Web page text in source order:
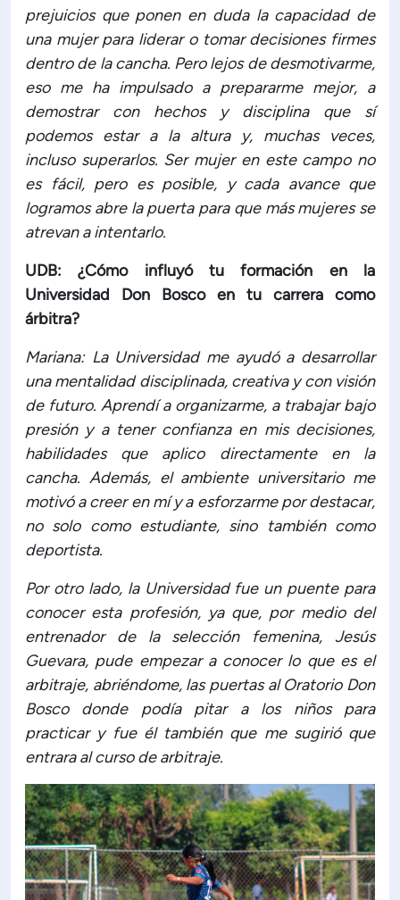
prejuicios que ponen en duda la capacidad de
una mujer para liderar o tomar decisiones firmes
dentro de la cancha. Pero lejos de desmotivarme,
eso me ha impulsado a prepararme mejor, a
demostrar con hechos y disciplina que sí
podemos estar a la altura y, muchas veces,
incluso superarlos. Ser mujer en este campo no
es fácil, pero es posible, y cada avance que
logramos abre la puerta para que más mujeres se
atrevan a intentarlo.
UDB: ¿Cómo influyó tu formación en la
Universidad Don Bosco en tu carrera como
árbitra?
Mariana: La Universidad me ayudó a desarrollar
una mentalidad disciplinada, creativa y con visión
de futuro. Aprendí a organizarme, a trabajar bajo
presión y a tener confianza en mis decisiones,
habilidades que aplico directamente en la
cancha. Además, el ambiente universitario me
motivó a creer en mí y a esforzarme por destacar,
no solo como estudiante, sino también como
deportista.
Por otro lado, la Universidad fue un puente para
conocer esta profesión, ya que, por medio del
entrenador de la selección femenina, Jesús
Guevara, pude empezar a conocer lo que es el
arbitraje, abriéndome, las puertas al Oratorio Don
Bosco donde podía pitar a los niños para
practicar y fue él también que me sugirió que
entrara al curso de arbitraje.